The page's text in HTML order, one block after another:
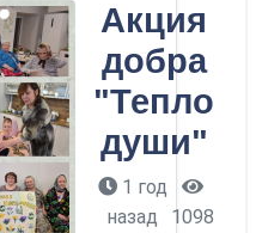
Акция
добра
"Тепло
души"
1 год
назад
1098